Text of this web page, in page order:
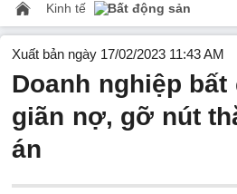
Kinh tế Bất động sản
Xuất bản ngày 17/02/2023 11:43 AM
Doanh nghiệp
giãn nợ, gỡ nút
án